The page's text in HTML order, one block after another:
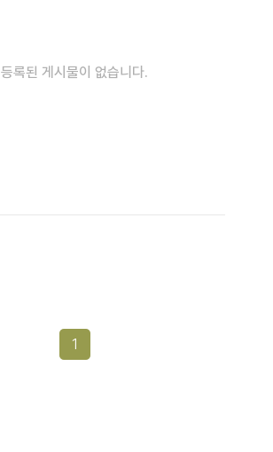
등록된 게시물이 없습니다.
1